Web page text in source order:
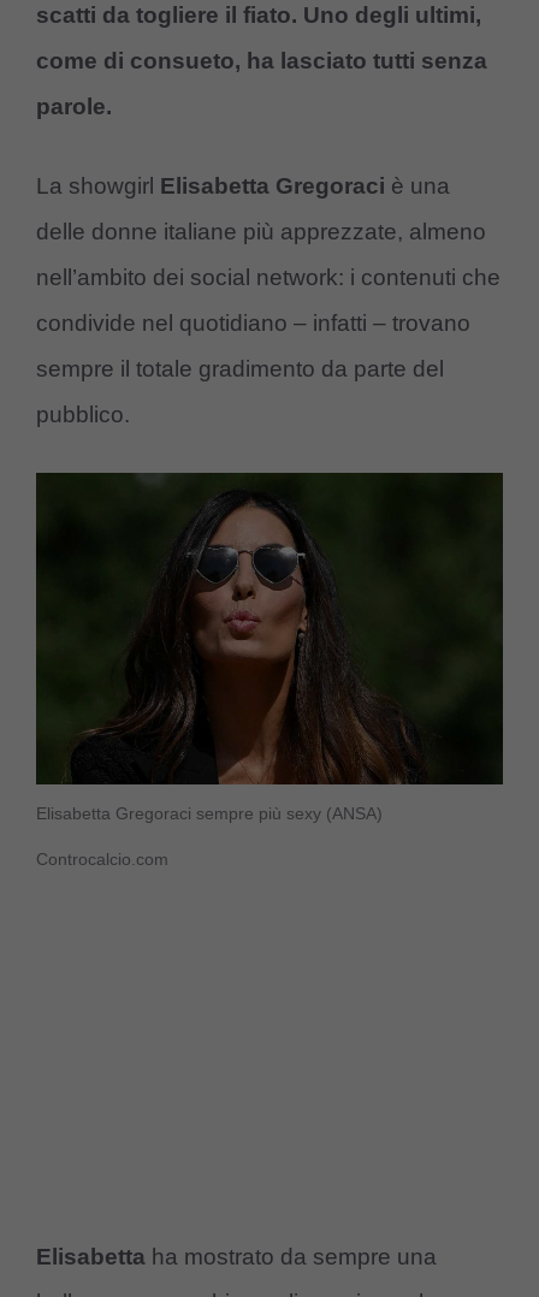
scatti da togliere il fiato. Uno degli ultimi,
come di consueto, ha lasciato tutti senza
parole.
La showgirl Elisabetta Gregoraci è una
delle donne italiane più apprezzate, almeno
nell’ambito dei social network: i contenuti che
condivide nel quotidiano – infatti – trovano
sempre il totale gradimento da parte del
pubblico.
Elisabetta Gregoraci sempre più sexy (ANSA)
Controcalcio.com
Elisabetta ha mostrato da sempre una